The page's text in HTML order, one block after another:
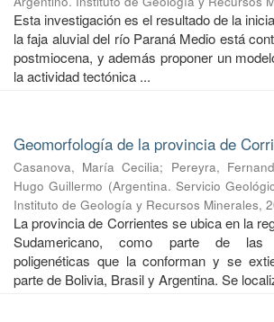
Esta investigación es el resultado de la
la faja aluvial del río Paraná Medio está
postmiocena, y además proponer un
la actividad tectónica ...
Geomorfología de la provincia de
Casanova, María Cecilia; Pereyra,
Hugo Guillermo (Argentina. Servicio
Instituto de Geología y Recursos Minerales,
La provincia de Corrientes se ubica en la
Sudamericano, como parte de las
poligenéticas que la conforman y se
parte de Bolivia, Brasil y Argentina. Se